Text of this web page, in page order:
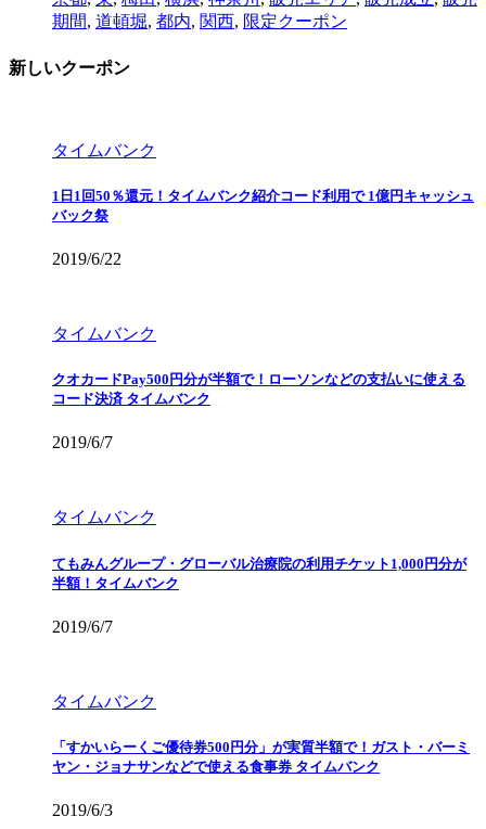
期間, 道頓堀, 都内, 関西, 限定クーポン
新しいクーポン
タイムバンク
1日1回50％還元！タイムバンク紹介コード利用で 1億円キャッシュ
バック祭
2019/6/22
タイムバンク
クオカードPay500円分が半額で！ローソンなどの支払いに使える
コード決済 タイムバンク
2019/6/7
タイムバンク
てもみんグループ・グローバル治療院の利用チケット1,000円分が
半額！タイムバンク
2019/6/7
タイムバンク
「すかいらーくご優待券500円分」が実質半額で！ガスト・バーミ
ヤン・ジョナサンなどで使える食事券 タイムバンク
2019/6/3